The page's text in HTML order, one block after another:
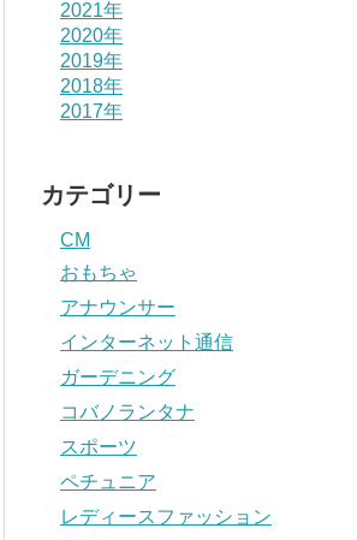
2021年
2020年
2019年
2018年
2017年
カテゴリー
CM
おもちゃ
アナウンサー
インターネット通信
ガーデニング
コバノランタナ
スポーツ
ペチュニア
レディースファッション